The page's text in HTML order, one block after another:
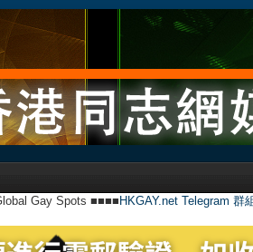
Gay Spots ■■■■ HKGAY.net Telegram 群